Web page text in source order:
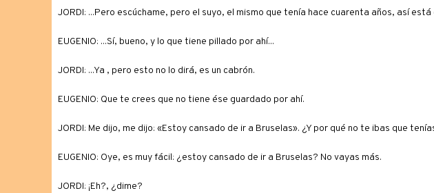
JORDI: ...Pero escúchame, pero el suyo, el mismo que tenía hace cuarenta años, así está
EUGENIO: ...Sí, bueno, y lo que tiene pillado por ahí...
JORDI: ...Ya , pero esto no lo dirá, es un cabrón.
EUGENIO: Que te crees que no tiene ése guardado por ahí.
JORDI: Me dijo, me dijo: «Estoy cansado de ir a Bruselas». ¿Y por qué no te ibas que
EUGENIO: Oye, es muy fácil: ¿estoy cansado de ir a Bruselas? No vayas más.
JORDI: ¡Eh?, ¿dime?